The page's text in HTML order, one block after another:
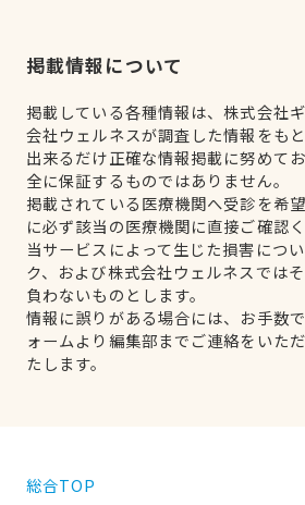
掲載情報について
掲載している各種情報は、株式会社
会社ウェルネスが調査した情報をもと
出来るだけ正確な情報掲載に努めて
全に保証するものではありません。
掲載されている医療機関へ受診を希
に必ず該当の医療機関に直接ご確認く
当サービスによって生じた損害につ
ク、および株式会社ウェルネスでは
負わないものとします。
情報に誤りがある場合には、お手数
ォームより編集部までご連絡をいた
たします。
総合TOP